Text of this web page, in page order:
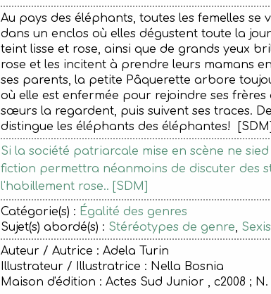
Au pays des éléphants, toutes les femelles
dans un enclos où elles dégustent toute la
teint lisse et rose, ainsi que de grands yeux
rose et les incitent à prendre leurs mamans
ses parents, la petite Pâquerette arbore
où elle est enfermée pour rejoindre ses
sœurs la regardent, puis suivent ses traces.
distingue les éléphants des éléphantes!
Si la société patriarcale mise en scène ne
fiction permettra néanmoins de discuter des
l'habillement rose.. [SDM]
Catégorie(s) : Égalité des genres
Sujet(s) abordé(s) : Stéréotypes de genre,
Auteur / Autrice : Adela Turin
Illustrateur / Illustratrice : Nella Bosnia
Maison d'édition : Actes Sud Junior , c2008 ; N.